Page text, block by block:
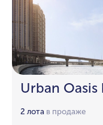
Urban Oasis
2 лота в продаже